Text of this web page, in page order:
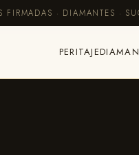
FIRMADAS · DIAMANTES ·
PERITAJE